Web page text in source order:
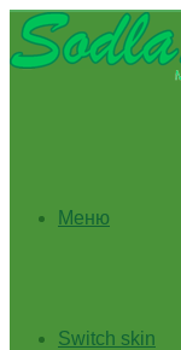
Меню
Switch skin